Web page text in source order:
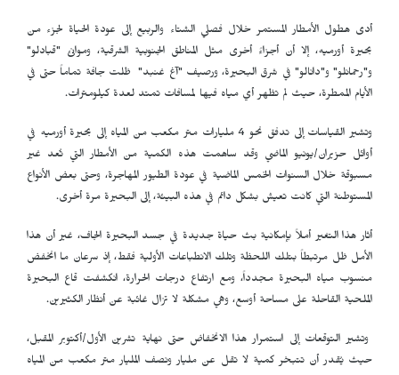
أدى هطول الأمطار المستمر خلال فصلي الشتاء والربيع إلى عودة الحياة لجزء من
بحيرة أورميه، إلا أن أجزاءً أخرى مثل المناطق الجنوبية الشرقية، وموانئ "قبادلو"
و"رحمانلو" و"دانالو" في شرق البحيرة، ورصيف "آغ غنبد" ظلت جافة تماماً حتى في
الأيام الممطرة، حيث لم تظهر أي مياه فيها لمسافات تمتد لعدة كيلومترات.
وتشير القياسات إلى تدفق نحو 4 مليارات متر مكعب من المياه إلى بحيرة أورميه في
أوائل حزيران/يونيو الماضي وقد ساهمت هذه الكمية من الأمطار التي تُعد غير
مسبوقة خلال السنوات الخمس الماضية في عودة الطيور المهاجرة، وحتى بعض الأنواع
المستوطنة التي كانت تعيش بشكل دائم في هذه البيئة، إلى البحيرة مرة أخرى.
أثار هذا التغير أملاً بإمكانية بث حياة جديدة في جسد البحيرة الجاف، غير أن هذا
الأمل ظل مرتبطاً بتلك اللحظة وتلك الانطباعات الأولية فقط، إذ سرعان ما انخفض
منسوب مياه البحيرة مجدداً، ومع ارتفاع درجات الحرارة، انكشفت قاع البحيرة
الملحية القاحلة على مساحة أوسع، وهي مشكلة لا تزال غائبة عن أنظار الكثيرين.
وتشير التوقعات إلى استمرار هذا الانخفاض حتى نهاية تشرين الأول/أكتوبر المقبل،
حيث يُقدر أن تتبخر كمية لا تقل عن مليار ونصف المليار متر مكعب من المياه